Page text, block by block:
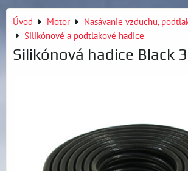
Úvod Motor
Nasávanie vzduchu,
Silikónové a podtlakové hadice
Silikónová hadice Black